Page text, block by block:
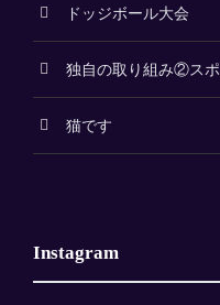
ドッジボール大会
独自の取り組み②ス
猫です
Instagram